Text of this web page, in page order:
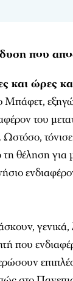
που
και ώρες
Μπάφετ,
του
θέληση για
που